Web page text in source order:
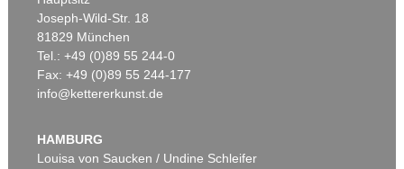
Joseph-Wild-Str. 18
81829 München
Tel.: +49 (0)89 55 244-0
Fax: +49 (0)89 55 244-177
info@kettererkunst.de
HAMBURG
Louisa von Saucken / Undine Schleifer